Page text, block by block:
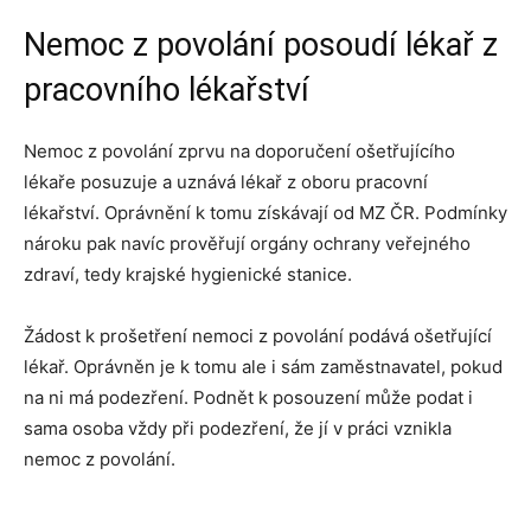
Nemoc z povolání posoudí lékař z
pracovního lékařství
Nemoc z povolání zprvu na doporučení ošetřujícího
lékaře posuzuje a uznává lékař z oboru pracovní
lékařství. Oprávnění k tomu získávají od MZ ČR. Podmínky
nároku pak navíc prověřují orgány ochrany veřejného
zdraví, tedy krajské hygienické stanice.
Žádost k prošetření nemoci z povolání podává ošetřující
lékař. Oprávněn je k tomu ale i sám zaměstnavatel, pokud
na ni má podezření. Podnět k posouzení může podat i
sama osoba vždy při podezření, že jí v práci vznikla
nemoc z povolání.